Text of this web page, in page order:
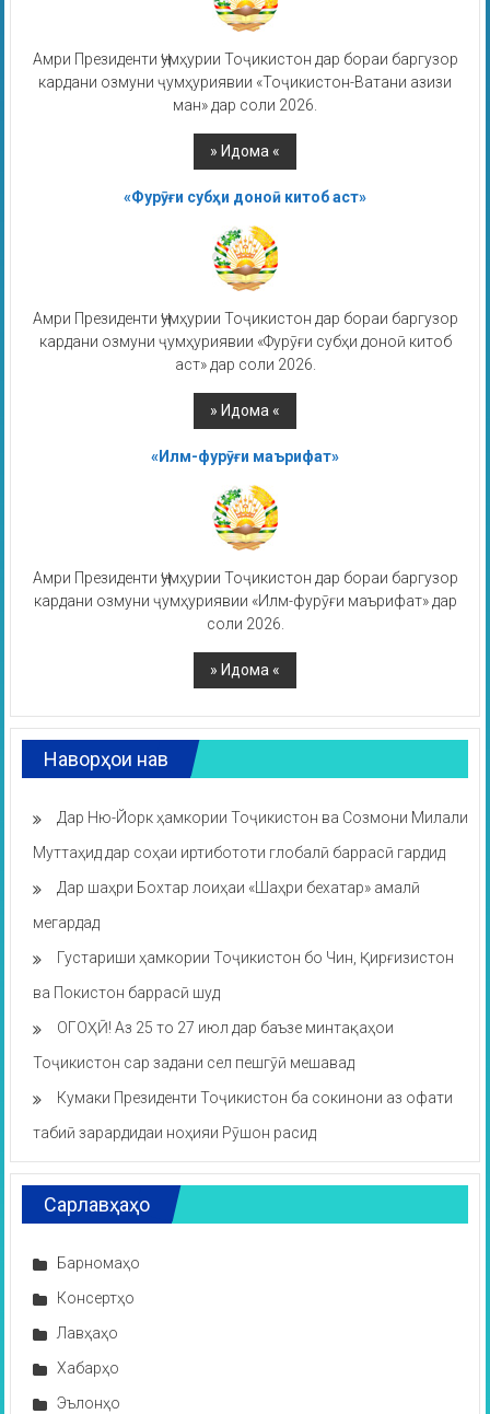
Амри Президенти Ҷумҳурии Тоҷикистон дар бораи баргузор
кардани озмуни ҷумҳуриявии «Тоҷикистон-Ватани азизи
ман» дар соли 2026.
«Фурӯғи субҳи доноӣ китоб аст»
Амри Президенти Ҷумҳурии Тоҷикистон дар бораи баргузор
кардани озмуни ҷумҳуриявии «Фурӯғи субҳи доноӣ китоб
аст» дар соли 2026.
«Илм-фурӯғи маърифат»
Амри Президенти Ҷумҳурии Тоҷикистон дар бораи баргузор
кардани озмуни ҷумҳуриявии «Илм-фурӯғи маърифат» дар
соли 2026.
Наворҳои нав
Дар Ню-Йорк ҳамкории Тоҷикистон ва Созмони Милали
Муттаҳид дар соҳаи иртибототи глобалӣ баррасӣ гардид
Дар шаҳри Бохтар лоиҳаи «Шаҳри бехатар» амалӣ
мегардад
Густариши ҳамкории Тоҷикистон бо Чин, Қирғизистон
ва Покистон баррасӣ шуд
ОГОҲӢ! Аз 25 то 27 июл дар баъзе минтақаҳои
Тоҷикистон сар задани сел пешгӯӣ мешавад
Кумаки Президенти Тоҷикистон ба сокинони аз офати
табиӣ зарардидаи ноҳияи Рӯшон расид
Сарлавҳаҳо
Барномаҳо
Консертҳо
Лавҳаҳо
Хабарҳо
Эълонҳо